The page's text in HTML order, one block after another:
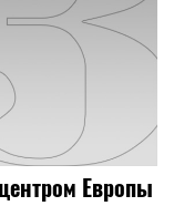
Европы